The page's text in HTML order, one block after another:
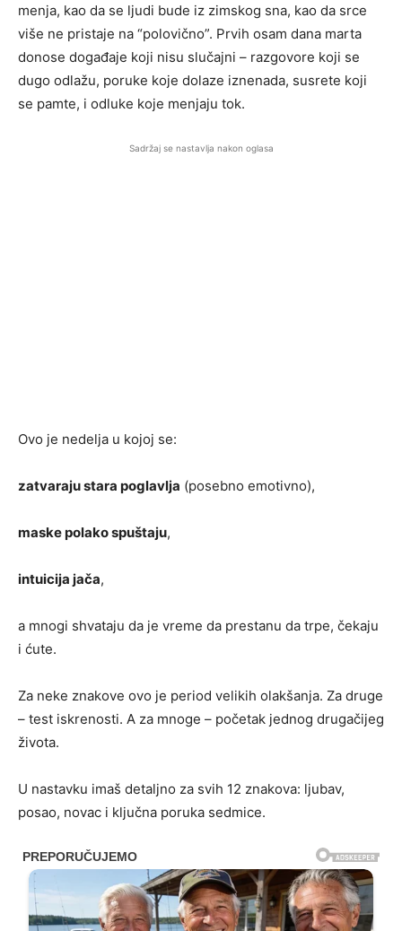
menja, kao da se ljudi bude iz zimskog sna, kao da srce
više ne pristaje na “polovično”. Prvih osam dana marta
donose događaje koji nisu slučajni – razgovore koji se
dugo odlažu, poruke koje dolaze iznenada, susrete koji
se pamte, i odluke koje menjaju tok.
Sadržaj se nastavlja nakon oglasa
Ovo je nedelja u kojoj se:
zatvaraju stara poglavlja (posebno emotivno),
maske polako spuštaju,
intuicija jača,
a mnogi shvataju da je vreme da prestanu da trpe, čekaju
i ćute.
Za neke znakove ovo je period velikih olakšanja. Za druge
– test iskrenosti. A za mnoge – početak jednog drugačijeg
života.
U nastavku imaš detaljno za svih 12 znakova: ljubav,
posao, novac i ključna poruka sedmice.